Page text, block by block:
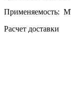
Применяемость:
Расчет доставки